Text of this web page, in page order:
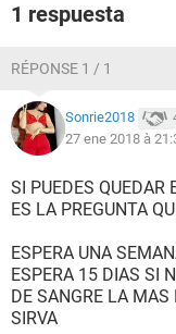
1 respuesta
RÉPONSE 1 / 1
Sonrie2018
27 ene 2018 à
SI PUEDES QUEDAR
ES LA PREGUNTA
ESPERA UNA
ESPERA 15 DIAS SI
DE SANGRE LA MAS
SIRVA